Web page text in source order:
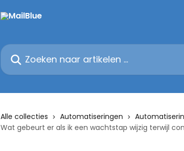
Zoeken naar artikelen ...
Alle collecties Automatiseringen
Wat gebeurt er als ik een wachtstap wijzig terwijl